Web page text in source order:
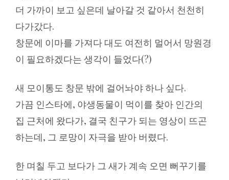
더 가까이 보고 싶은데 날아갈 것 같아서 천천히
다가갔다.
창문에 이마를 가져다 대도 여전히 멀어서 망원경
이 필요하겠다는 생각이 들었다(?)
새 모이통도 창문 밖에 걸어놔야 하나 싶다.
가끔 인스타에, 야생동물이 먹이를 찾아 인간의
집 근처에 왔다가, 결국 친구가 되는 영상이 뜨곤
하는데, 그 로망이 자극을 받아 버렸다.
한 며칠 두고 보다가 그 새가 계속 오면 뻐꾸기를